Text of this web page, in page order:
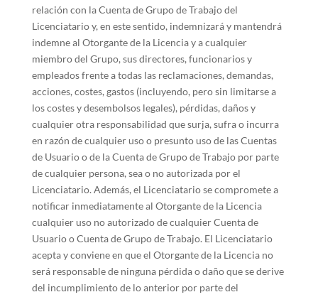
relación con la Cuenta de Grupo de Trabajo del
Licenciatario y, en este sentido, indemnizará y mantendrá
indemne al Otorgante de la Licencia y a cualquier
miembro del Grupo, sus directores, funcionarios y
empleados frente a todas las reclamaciones, demandas,
acciones, costes, gastos (incluyendo, pero sin limitarse a
los costes y desembolsos legales), pérdidas, daños y
cualquier otra responsabilidad que surja, sufra o incurra
en razón de cualquier uso o presunto uso de las Cuentas
de Usuario o de la Cuenta de Grupo de Trabajo por parte
de cualquier persona, sea o no autorizada por el
Licenciatario. Además, el Licenciatario se compromete a
notificar inmediatamente al Otorgante de la Licencia
cualquier uso no autorizado de cualquier Cuenta de
Usuario o Cuenta de Grupo de Trabajo. El Licenciatario
acepta y conviene en que el Otorgante de la Licencia no
será responsable de ninguna pérdida o daño que se derive
del incumplimiento de lo anterior por parte del